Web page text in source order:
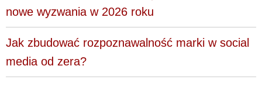
nowe wyzwania w 2026 roku
Jak zbudować rozpoznawalność marki w social
media od zera?